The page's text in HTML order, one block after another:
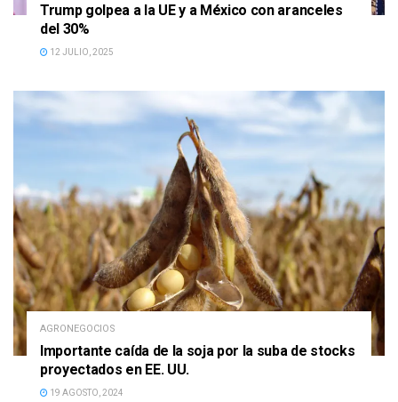
Trump golpea a la UE y a México con aranceles
del 30%
12 JULIO, 2025
AGRONEGOCIOS
Importante caída de la soja por la suba de stocks
proyectados en EE. UU.
19 AGOSTO, 2024